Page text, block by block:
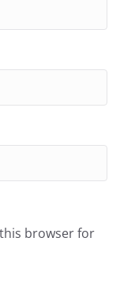
browser for